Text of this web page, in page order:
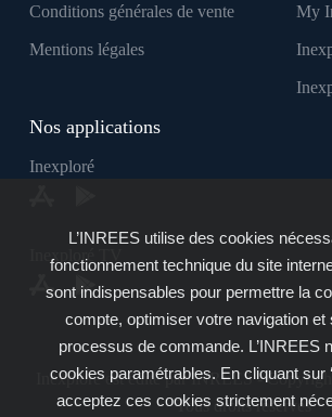
Conditions générales de vente
Mentions légales
My
Nos applications
Inexploré
Inexploré TV
Inexploré est édité par INREES -
Tous droits réservés
L’INREES utilise des cookies
fonctionnement technique du site
sont indispensables pour permettre la
compte, optimiser votre navigation et
processus de commande. L’INREES
cookies paramétrables. En cliquant sur
acceptez ces cookies strictement